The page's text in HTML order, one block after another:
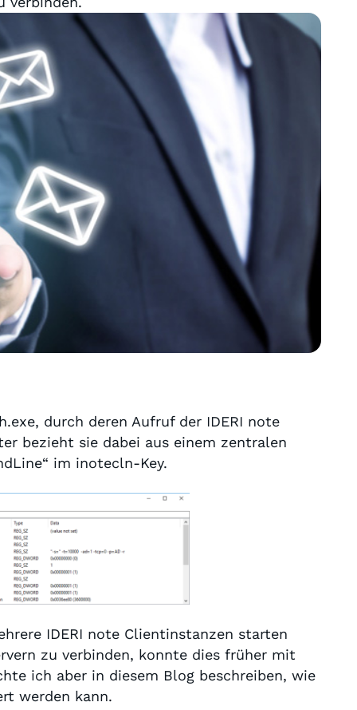
durch deren Aufruf der IDERI note
bezieht sie dabei aus einem zentralen
im inotecln-Key.
IDERI note Clientinstanzen starten
zu verbinden, konnte dies früher mit
ich aber in diesem Blog beschreiben, wie
werden kann.